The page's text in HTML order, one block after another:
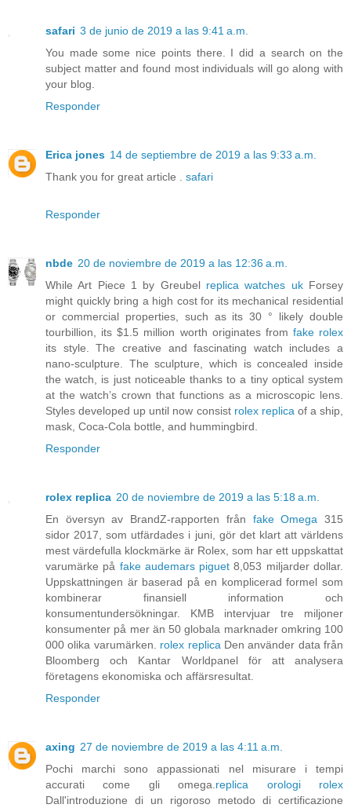
safari 3 de junio de 2019 a las 9:41 a.m.
You made some nice points there. I did a search on the
subject matter and found most individuals will go along with
your blog.
Responder
Erica jones 14 de septiembre de 2019 a las 9:33 a.m.
Thank you for great article . safari
Responder
nbde 20 de noviembre de 2019 a las 12:36 a.m.
While Art Piece 1 by Greubel replica watches ukForsey
might quickly bring a high cost for its mechanical residential
or commercial properties, such as its 30 ° likely double
tourbillion, its $1.5 million worth originates from fake rolex
its style. The creative and fascinating watch includes a
nano-sculpture. The sculpture, which is concealed inside
the watch, is just noticeable thanks to a tiny optical system
at the watch’s crown that functions as a microscopic lens.
Styles developed up until now consist rolex replicaof a ship,
mask, Coca-Cola bottle, and hummingbird.
Responder
rolex replica 20 de noviembre de 2019 a las 5:18 a.m.
En översyn av BrandZ-rapporten från fake Omega 315
sidor 2017, som utfärdades i juni, gör det klart att världens
mest värdefulla klockmärke är Rolex, som har ett uppskattat
varumärke på fake audemars piguet 8,053 miljarder dollar.
Uppskattningen är baserad på en komplicerad formel som
kombinerar finansiell information och
konsumentundersökningar. KMB intervjuar tre miljoner
konsumenter på mer än 50 globala marknader omkring 100
000 olika varumärken. rolex replicaDen använder data från
Bloomberg och Kantar Worldpanel för att analysera
företagens ekonomiska och affärsresultat.
Responder
axing 27 de noviembre de 2019 a las 4:11 a.m.
Pochi marchi sono appassionati nel misurare i tempi
accurati come gli omega.replica orologi rolex
Dall'introduzione di un rigoroso metodo di certificazione